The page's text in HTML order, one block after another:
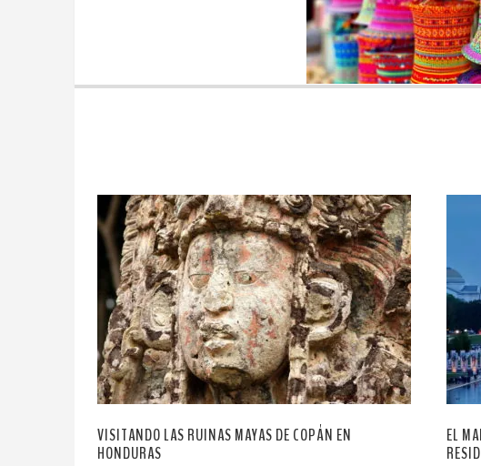
VISITANDO LAS RUINAS MAYAS DE COPÁN EN
HONDURAS
EL